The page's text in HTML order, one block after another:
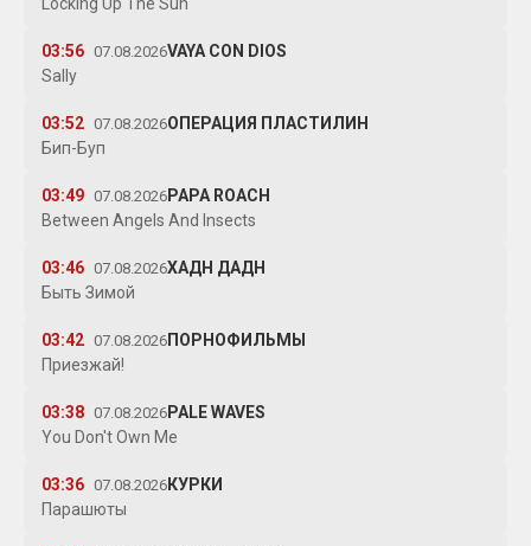
03:56 07.08.2026VAYA CON DIOS
Sally
03:52 07.08.2026ОПЕРАЦИЯ ПЛАСТИЛИН
Бип-Буп
03:49 07.08.2026 PAPA ROACH
Between Angels And Insects
03:46 07.08.2026ХАДН ДАДН
Быть Зимой
03:42 07.08.2026 ПОРНОФИЛЬМЫ
Приезжай!
03:38 07.08.2026 PALE WAVES
You Don't Own Me
03:36 07.08.2026 КУРКИ
Парашюты